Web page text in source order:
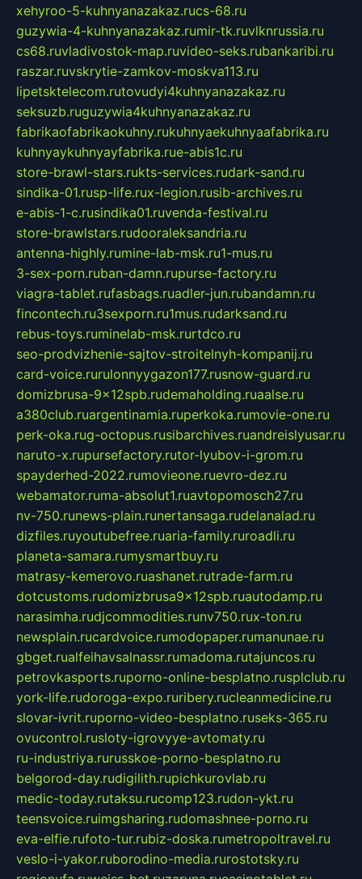
xehyroo-5-kuhnyanazakaz.rucs-68.ru
guzywia-4-kuhnyanazakaz.rumir-tk.ruvlknrussia.ru
cs68.ruvladivostok-map.ruvideo-seks.rubankaribi.ru
raszar.ruvskrytie-zamkov-moskva113.ru
lipetsktelecom.rutovudyi4kuhnyanazakaz.ru
seksuzb.ruguzywia4kuhnyanazakaz.ru
fabrikaofabrikaokuhny.rukuhnyaekuhnyaafabrika.ru
kuhnyaykuhnyayfabrika.rue-abis1c.ru
store-brawl-stars.rukts-services.rudark-sand.ru
sindika-01.rusp-life.rux-legion.rusib-archives.ru
e-abis-1-c.rusindika01.ruvenda-festival.ru
store-brawlstars.rudooraleksandria.ru
antenna-highly.rumine-lab-msk.ru1-mus.ru
3-sex-porn.ruban-damn.rupurse-factory.ru
viagra-tablet.rufasbags.ruadler-jun.rubandamn.ru
fincontech.ru3sexporn.ru1mus.rudarksand.ru
rebus-toys.ruminelab-msk.rurtdco.ru
seo-prodvizhenie-sajtov-stroitelnyh-kompanij.ru
card-voice.rurulonnyygazon177.rusnow-guard.ru
domizbrusa-9x12spb.rudemaholding.ruaalse.ru
a380club.ruargentinamia.ruperkoka.rumovie-one.ru
perk-oka.rug-octopus.rusibarchives.ruandreislyusar.ru
naruto-x.rupursefactory.rutor-lyubov-i-grom.ru
spayderhed-2022.rumovieone.ruevro-dez.ru
webamator.ruma-absolut1.ruavtopomosch27.ru
nv-750.runews-plain.runertansaga.rudelanalad.ru
dizfiles.ruyoutubefree.ruaria-family.ruroadli.ru
planeta-samara.rumysmartbuy.ru
matrasy-kemerovo.ruashanet.rutrade-farm.ru
dotcustoms.rudomizbrusa9x12spb.ruautodamp.ru
narasimha.rudjcommodities.runv750.rux-ton.ru
newsplain.rucardvoice.rumodopaper.rumanunae.ru
gbget.rualfeihavsalnassr.rumadoma.rutajuncos.ru
petrovkasports.ruporno-online-besplatno.rusplclub.ru
york-life.rudoroga-expo.ruribery.rucleanmedicine.ru
slovar-ivrit.ruporno-video-besplatno.ruseks-365.ru
ovucontrol.rusloty-igrovyye-avtomaty.ru
ru-industriya.rurusskoe-porno-besplatno.ru
belgorod-day.rudigilith.rupichkurovlab.ru
medic-today.rutaksu.rucomp123.rudon-ykt.ru
teensvoice.ruimgsharing.rudomashnee-porno.ru
eva-elfie.rufoto-tur.rubiz-doska.rumetropoltravel.ru
veslo-i-yakor.ruborodino-media.rurostotsky.ru